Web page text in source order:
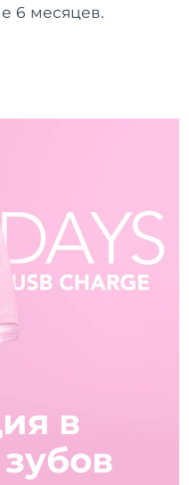
6 месяцев.
в